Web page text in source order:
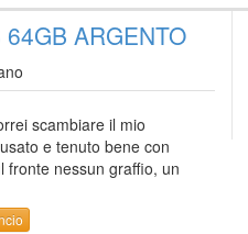
ARGENTO
scambiare il mio
e tenuto bene con
fronte nessun graffio, un